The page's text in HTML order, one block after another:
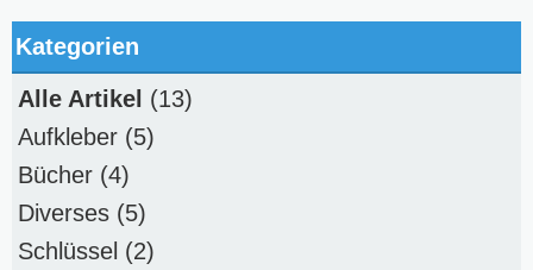
Kategorien
Alle Artikel (13)
Aufkleber (5)
Bücher (4)
Diverses (5)
Schlüssel (2)